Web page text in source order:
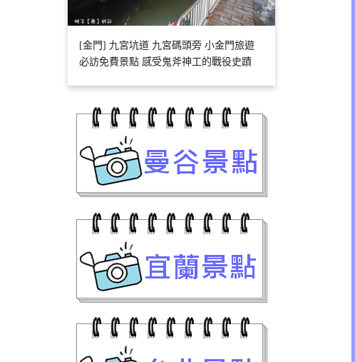
[金門] 九宮坑道 九宮碼頭旁 小金門旅遊
必訪免費景點 感受鬼斧神工的戰役史蹟